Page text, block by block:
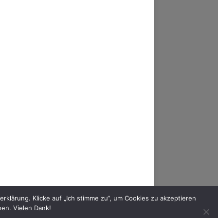
FACEBOOK YOUTUBE MIXCLOUD
Klicke auf „Ich stimme zu“, um Cookies zu akzeptieren
Vielen Dank!